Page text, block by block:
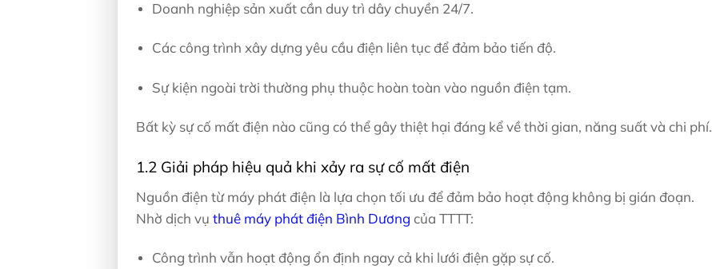
Doanh nghiệp sản xuất cần duy trì dây chuyền 24/7.
Các công trình xây dựng yêu cầu điện liên tục để đảm bảo tiến độ.
Sự kiện ngoài trời thường phụ thuộc hoàn toàn vào nguồn điện tạm.
Bất kỳ sự cố mất điện nào cũng có thể gây thiệt hại đáng kể về thời gian, năng suất và chi phí.
1.2 Giải pháp hiệu quả khi xảy ra sự cố mất điện
Nguồn điện từ máy phát điện là lựa chọn tối ưu để đảm bảo hoạt động không bị gián đoạn.
Nhờ dịch vụ thuê máy phát điện Bình Dương của TTTT:
Công trình vẫn hoạt động ổn định ngay cả khi lưới điện gặp sự cố.